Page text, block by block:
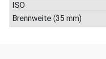
ISO
Brennweite (35 mm)